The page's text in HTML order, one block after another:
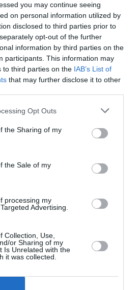
you may continue seeing
on personal information utilized by
disclosed to third parties prior to
opt-out of the further
information by third parties on the
participants. This information may
to third parties on the IAB’s List of
that may further disclose it to other
Opt Outs
the Sharing of my
the Sale of my
processing my
Advertising.
Collection, Use,
or Sharing of my
Is Unrelated with the
it was collected.
κομμάτια και από το “Circle
και ο Ross Daly (στο
αυτή η συνεργασία και
ο ήχος της λύρας στη
οι συνεργασίες και
να έχω καλεσμένους σε 1
επίσης οι αντιθέσεις στην
ότι η λύρα δεν είναι ένα
V με τον τρόπο της. Ο
μουσικός αλλά και
και η συνεργασία